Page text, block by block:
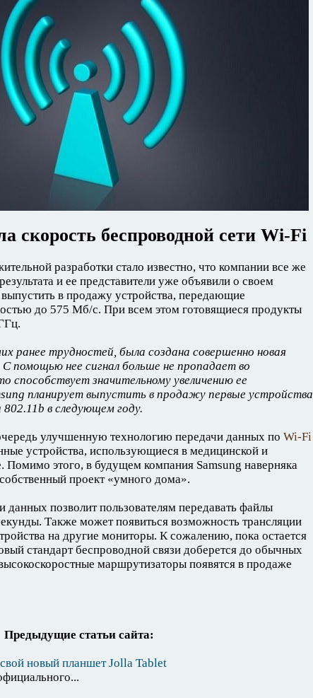
скорость беспроводной сети Wi-Fi
разработки стало известно, что компании все же
и ее представители уже объявили о своем
в продажу устройства, передающие
до 575 Мб/с. При всем этом готовящиеся продукты
ранее трудностей, была создана совершенно новая
помощью нее сигнал больше не пропадает во
способствует значительному увеличению ее
планирует выпустить в продажу первые устройства
в следующем году.
улучшенную технологию передачи данных по Wi-Fi
устройства, использующиеся в медицинской и
Помимо этого, в будущем компания Samsung наверняка
проект «умного дома».
данных позволит пользователям передавать файлы
Также может появиться возможность трансляции
на другие мониторы. К сожалению, пока остается
стандарт беспроводной связи доберется до обычных
маршрутизаторы появятся в продаже
Предыдущие статьи сайта:
новый планшет Jolla Tablet